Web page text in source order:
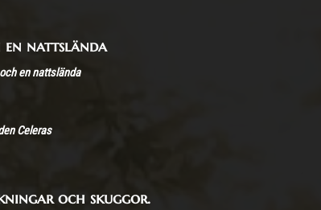
en nattslända
en nattslända
Celeras
och skuggor.